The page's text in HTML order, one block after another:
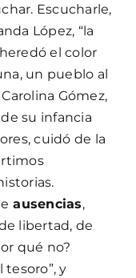
Escucharle,
López, “la
el color
un pueblo al
Gómez,
su infancia
cuidó de la
ausencias,
libertad, de
qué no?
tesoro”, y